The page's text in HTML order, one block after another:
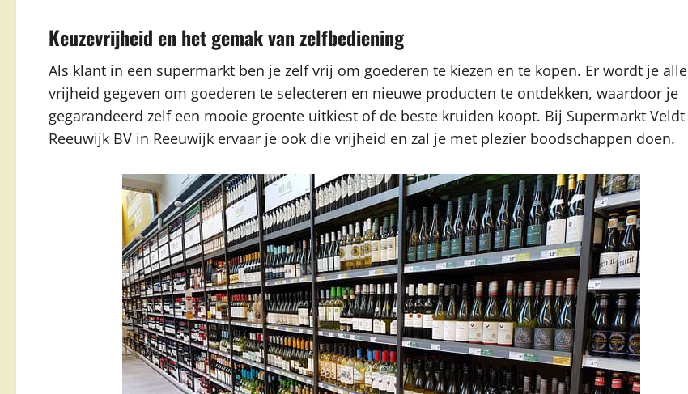
Keuzevrijheid en het gemak van zelfbediening
Als klant in een supermarkt ben je zelf vrij om goederen te kiezen en te kopen. Er wordt je alle
vrijheid gegeven om goederen te selecteren en nieuwe producten te ontdekken, waardoor je
gegarandeerd zelf een mooie groente uitkiest of de beste kruiden koopt. Bij Supermarkt Veldt
Reeuwijk BV in Reeuwijk ervaar je ook die vrijheid en zal je met plezier boodschappen doen.